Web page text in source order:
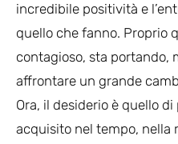
incredibile positività e
quello che fanno. Proprio
contagioso, sta portando,
affrontare un grande
Ora, il desiderio è quello
acquisito nel tempo, nella